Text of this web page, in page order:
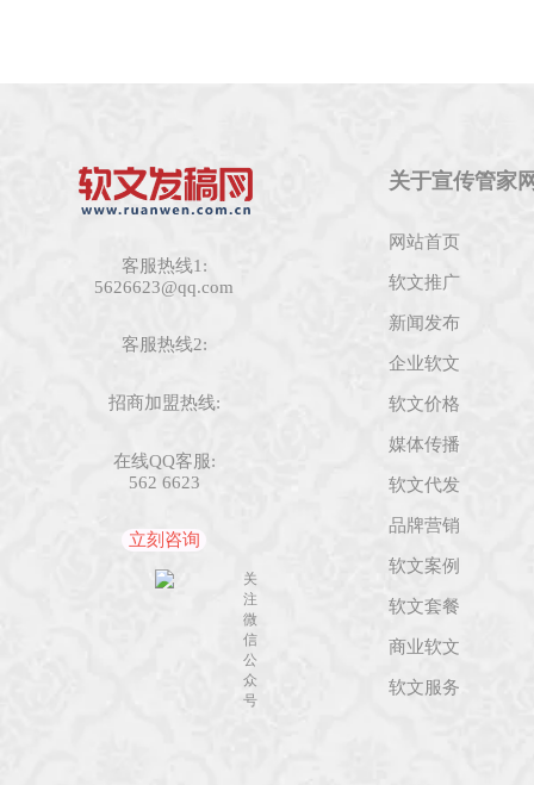
客服热线1:
5626623@qq.com
客服热线2:
招商加盟热线:
在线QQ客服:
562 6623
立刻咨询
关
注
微
信
公
众
号
关于宣传管家
网站首页
软文推广
新闻发布
企业软文
软文价格
媒体传播
软文代发
品牌营销
软文案例
软文套餐
商业软文
软文服务